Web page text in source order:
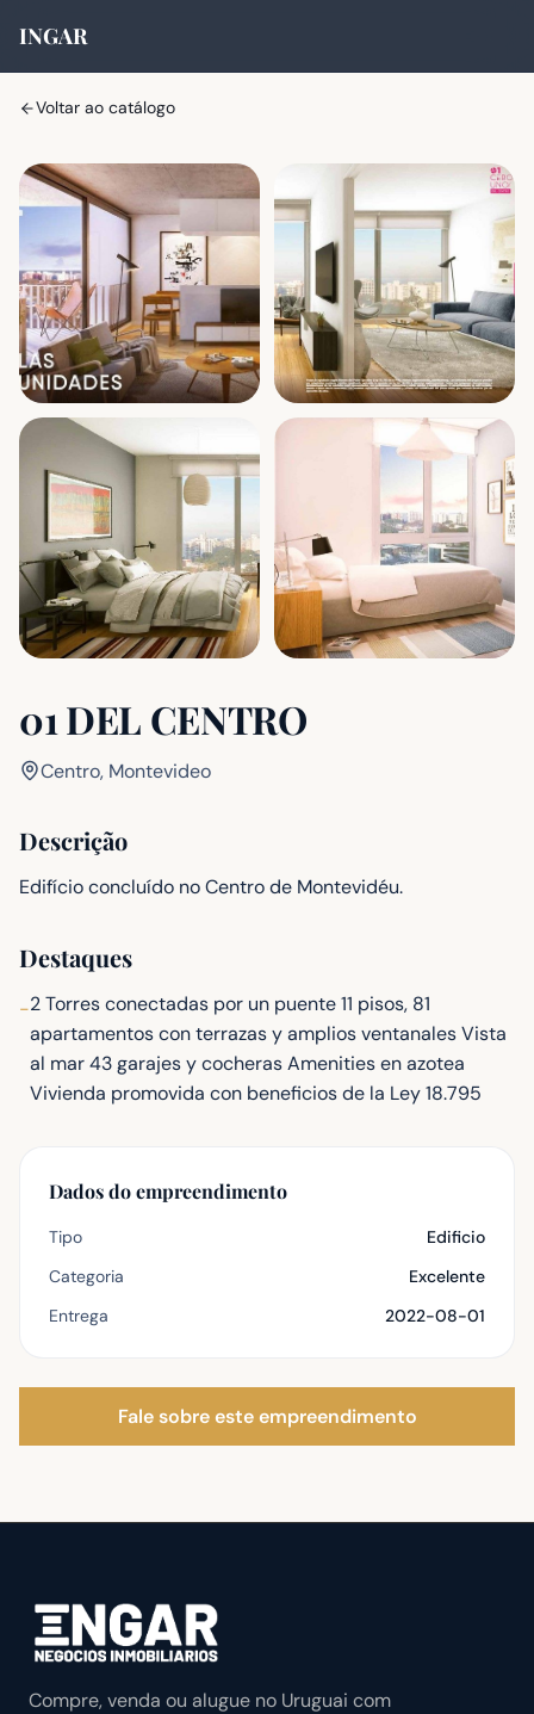
INGAR
Voltar ao catálogo
01 DEL CENTRO
Centro, Montevideo
Descrição
Edifício concluído no Centro de Montevidéu.
Destaques
-2 Torres conectadas por un puente 11 pisos, 81
apartamentos con terrazas y amplios ventanales Vista
al mar 43 garajes y cocheras Amenities en azotea
Vivienda promovida con beneficios de la Ley 18.795
Dados do empreendimento
Tipo
Edificio
Categoria
Excelente
Entrega
2022-08-01
Fale sobre este empreendimento
Compre, venda ou alugue no Uruguai com